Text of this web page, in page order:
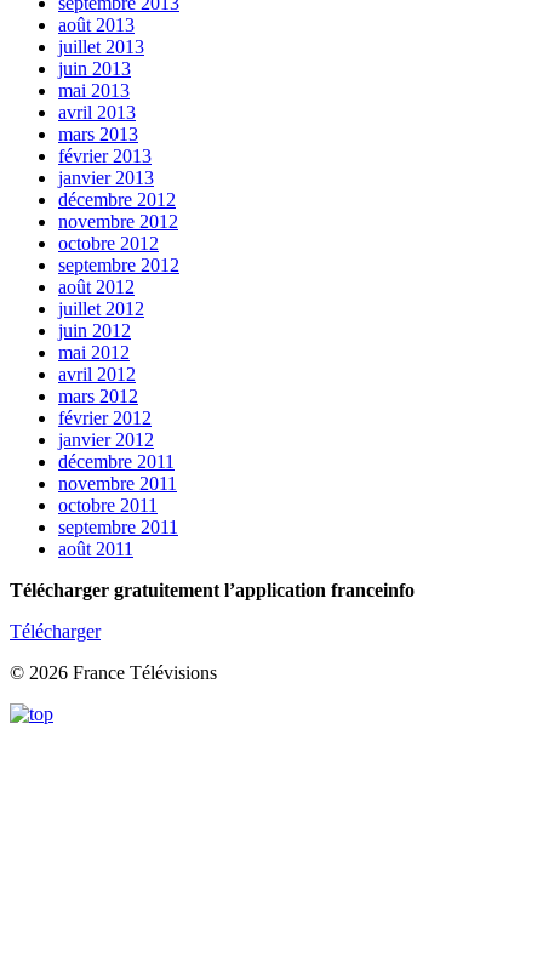
août 2013
juillet 2013
juin 2013
mai 2013
avril 2013
mars 2013
février 2013
janvier 2013
décembre 2012
novembre 2012
octobre 2012
septembre 2012
août 2012
juillet 2012
juin 2012
mai 2012
avril 2012
mars 2012
février 2012
janvier 2012
décembre 2011
novembre 2011
octobre 2011
septembre 2011
août 2011
Télécharger gratuitement l’application franceinfo
Télécharger
© 2026 France Télévisions